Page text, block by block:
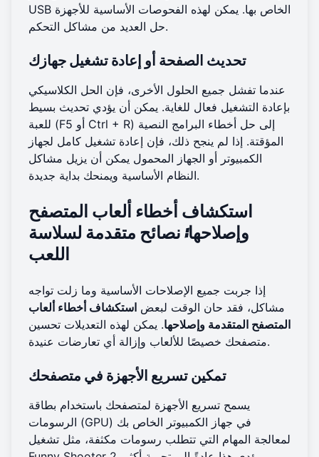
USB الخاص بها. يمكن لهذه الفحوصات الأساسية للأجهزة
حل العديد من مشاكل التحكم.
تحديث الصفحة أو إعادة تشغيل جهازك
عندما تفشل جميع الحلول الأخرى، فإن الحل الكلاسيكي
بإعادة التشغيل فعال للغاية. يمكن أن يؤدي تحديث بسيط
للعبة (F5 أو Ctrl + R) إلى حل أخطاء البرامج النصية
المؤقتة. إذا لم ينجح ذلك، فإن إعادة تشغيل كامل لجهاز
الكمبيوتر أو الجهاز المحمول يمكن أن يزيل مشاكل
النظام الأساسية ويمنحك بداية جديدة.
استكشاف أخطاء ألعاب المتصفح
وإصلاحها: نصائح متقدمة لسلاسة
اللعب
إذا جربت جميع الإصلاحات الأساسية وما زلت تواجه
مشاكل، فقد حان الوقت لبعض استكشاف أخطاء ألعاب
المتصفح المتقدمة وإصلاحها. يمكن لهذه التعديلات تحسين
متصفحك خصيصًا للألعاب وإزالة أي تعارضات عنيدة.
تمكين تسريع الأجهزة في متصفحك
يسمح تسريع الأجهزة لمتصفحك باستخدام بطاقة
الرسومات (GPU) في جهاز الكمبيوتر الخاص بك
لمعالجة المهام التي تتطلب رسومات مكثفة، مثل تشغيل